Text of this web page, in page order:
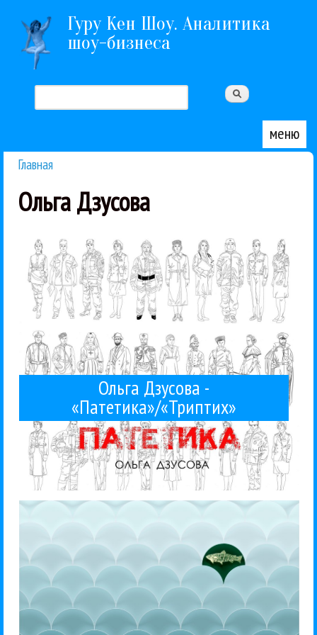
Перейти к основному содержанию
Гуру Кен Шоу. Аналитика
шоу-бизнеса
Форма поиска
меню
Главная
Ольга Дзусова
Ольга Дзусова -
«Патетика»/«Триптих»
Ольга Дзусова -
«Патетика»/«Триптих»
Жанр: электроника, эстрада, бардовская музыка.
Это...
вокалистке или просто певице? Все дело в
контексте. Новый сольный альбом Дзусовой дает
Ольга Дзусова, 2016....